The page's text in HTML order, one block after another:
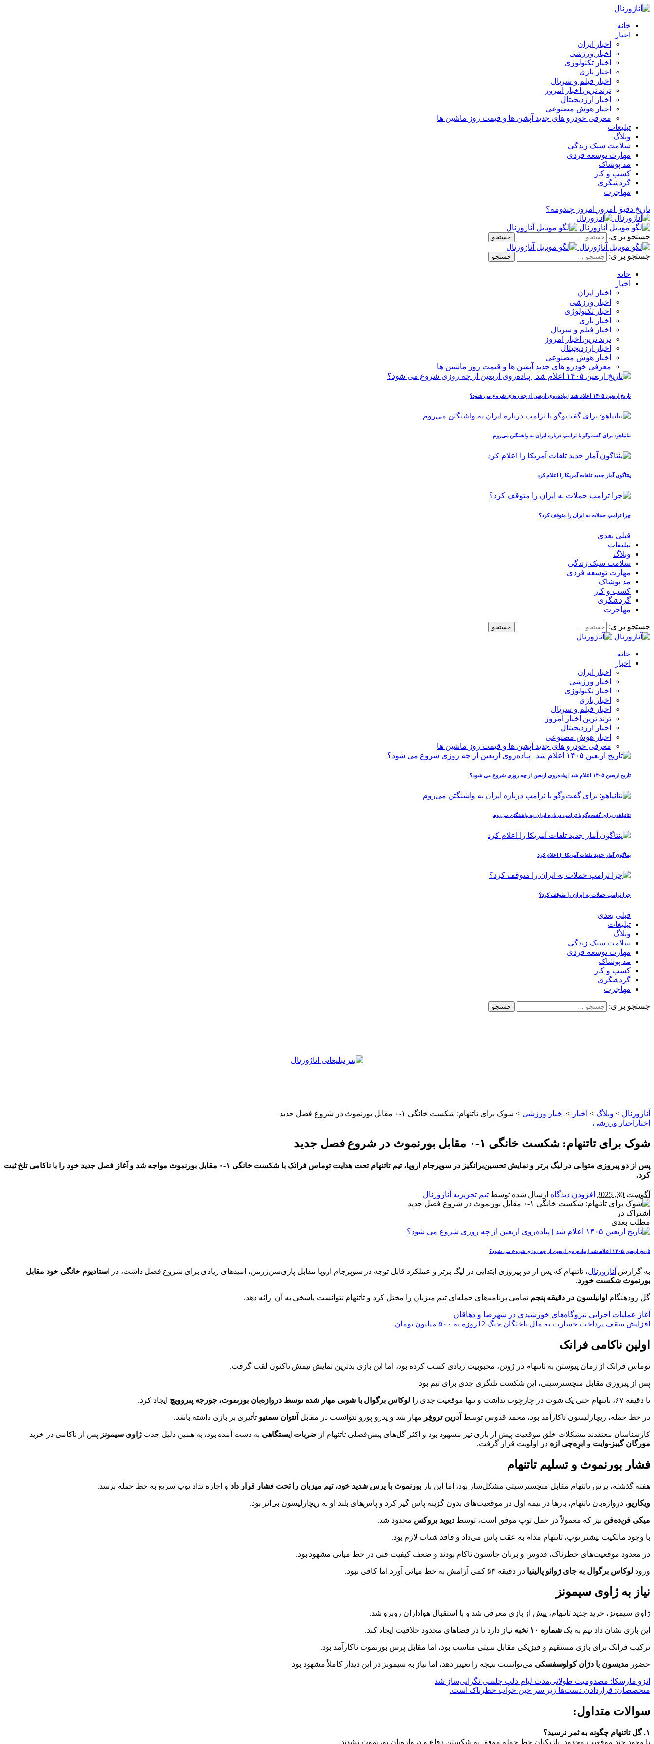
خانه
اخبار
اخبار ایران
اخبار ورزشی
اخبار تکنولوژی
اخبار بازی
اخبار فیلم و سریال
ترند ترین اخبار امروز
اخبار ارزدیجیتال
اخبار هوش مصنوعی
معرفی خودرو های جدید آپشن‌ ها و قیمت روز ماشین‌ ها
تبلیغات
وبلاگ
سلامت سبک زندگی
مهارت توسعه فردی
مد پوشاک
کسب و کار
گردشگری
مهاجرت
تاریخ دقیق امروز امروز چندومه؟
جستجو برای:
جستجو برای:
خانه
اخبار
اخبار ایران
اخبار ورزشی
اخبار تکنولوژی
اخبار بازی
اخبار فیلم و سریال
ترند ترین اخبار امروز
اخبار ارزدیجیتال
اخبار هوش مصنوعی
معرفی خودرو های جدید آپشن‌ ها و قیمت روز ماشین‌ ها
تاریخ اربعین ۱۴۰۵ اعلام شد | پیاده‌روی اربعین از چه روزی شروع می‌ شود؟
نتانیاهو: برای گفت‌وگو با ترامپ درباره ایران به واشنگتن می‌روم
پنتاگون آمار جدید تلفات آمریکا را اعلام کرد
چرا ترامپ حملات به ایران را متوقف کرد؟
قبلی بعدی
تبلیغات
وبلاگ
سلامت سبک زندگی
مهارت توسعه فردی
مد پوشاک
کسب و کار
گردشگری
مهاجرت
جستجو برای:
خانه
اخبار
اخبار ایران
اخبار ورزشی
اخبار تکنولوژی
اخبار بازی
اخبار فیلم و سریال
ترند ترین اخبار امروز
اخبار ارزدیجیتال
اخبار هوش مصنوعی
معرفی خودرو های جدید آپشن‌ ها و قیمت روز ماشین‌ ها
تاریخ اربعین ۱۴۰۵ اعلام شد | پیاده‌روی اربعین از چه روزی شروع می‌ شود؟
نتانیاهو: برای گفت‌وگو با ترامپ درباره ایران به واشنگتن می‌روم
پنتاگون آمار جدید تلفات آمریکا را اعلام کرد
چرا ترامپ حملات به ایران را متوقف کرد؟
قبلی بعدی
تبلیغات
وبلاگ
سلامت سبک زندگی
مهارت توسعه فردی
مد پوشاک
کسب و کار
گردشگری
مهاجرت
جستجو برای:
آناژورنال > وبلاگ > اخبار > اخبار ورزشی > شوک برای تاتنهام: شکست خانگی ۱-۰ مقابل بورنموث در شروع فصل جدید
اخبار اخبار ورزشی
شوک برای تاتنهام: شکست خانگی ۱-۰ مقابل بورنموث در شروع فصل جدید
پس از دو پیروزی متوالی در لیگ برتر و نمایش تحسین‌برانگیز در سوپرجام اروپا، تیم تاتنهام تحت هدایت توماس فرانک با شکست خانگی ۱-۰ مقابل بورنموث مواجه شد و آغاز فصل جدید خود را با ناکامی تلخ ثبت
کرد.
آگوست 30, 2025 افزودن دیدگاه ارسال شده توسط تیم تحریریه آناژورنال
اشتراک در
مطلب بعدی
تاریخ اربعین ۱۴۰۵ اعلام شد | پیاده‌روی اربعین از چه روزی شروع می‌ شود؟
به گزارش آناژورنال، تاتنهام که پس از دو پیروزی ابتدایی در لیگ برتر و عملکرد قابل توجه در سوپرجام اروپا مقابل پاری‌سن‌ژرمن، امیدهای زیادی برای شروع فصل داشت، در
استادیوم خانگی خود مقابل
بورنموث شکست خورد.
گل زودهنگام اوانیلسون در دقیقه پنجم تمامی برنامه‌های حمله‌ای تیم میزبان را مختل کرد و تاتنهام نتوانست پاسخی به آن ارائه دهد.
آغاز عملیات اجرایی نیروگاه‌های خورشیدی در شهرضا و دهاقان
افزایش سقف پرداخت خسارت به مال باختگان جنگ 12روزه به ۵۰۰ میلیون تومان
اولین ناکامی فرانک
توماس فرانک از زمان پیوستن به تاتنهام در ژوئن، محبوبیت زیادی کسب کرده بود، اما این بازی بدترین نمایش تیمش تاکنون لقب گرفت.
پس از پیروزی مقابل منچسترسیتی، این شکست تلنگری جدی برای تیم بود.
تا دقیقه ۶۷، تاتنهام حتی یک شوت در چارچوب نداشت و تنها موقعیت جدی را لوکاس برگوال با شوتی مهار شده توسط دروازه‌بان بورنموث، جورجه پتروویچ ایجاد کرد.
در خط حمله، ریچارلیسون ناکارآمد بود، محمد قدوس توسط آدرین تروفِر مهار شد و پدرو پورو نتوانست در مقابل آنتوان سمنیو تأثیری بر بازی داشته باشد.
کارشناسان معتقدند مشکلات خلق موقعیت پیش از بازی نیز مشهود بود و اکثر گل‌های پیش‌فصلی تاتنهام از ضربات ایستگاهی به دست آمده بود، به همین دلیل جذب ژاوی سیمونز پس از ناکامی در خرید
مورگان گیبز-وایت و ابرِه‌چی ازه در اولویت قرار گرفت.
فشار بورنموث و تسلیم تاتنهام
هفته گذشته، پرس تاتنهام مقابل منچسترسیتی مشکل‌ساز بود، اما این بار بورنموث با پرس شدید خود، تیم میزبان را تحت فشار قرار داد و اجازه نداد توپ سریع به خط حمله برسد.
ویکاریو، دروازه‌بان تاتنهام، بارها در نیمه اول در موقعیت‌های بدون گزینه پاس گیر کرد و پاس‌های بلند او به ریچارلیسون بی‌اثر بود.
میکی فن‌ده‌فن نیز که معمولاً در حمل توپ موفق است، توسط دیوید بروکس محدود شد.
با وجود مالکیت بیشتر توپ، تاتنهام مدام به عقب پاس می‌داد و فاقد شتاب لازم بود.
در معدود موقعیت‌های خطرناک، قدوس و برنان جانسون ناکام بودند و ضعف کیفیت فنی در خط میانی مشهود بود.
ورود لوکاس برگوال به جای ژوائو پالینیا در دقیقه ۵۳ کمی آرامش به خط میانی آورد اما کافی نبود.
نیاز به ژاوی سیمونز
ژاوی سیمونز، خرید جدید تاتنهام، پیش از بازی معرفی شد و با استقبال هواداران روبرو شد.
این بازی نشان داد تیم به یک شماره ۱۰ نخبه نیاز دارد تا در فضاهای محدود خلاقیت ایجاد کند.
ترکیب فرانک برای بازی مستقیم و فیزیکی مقابل سیتی مناسب بود، اما مقابل پرس بورنموث ناکارآمد بود.
حضور مدیسون یا دژان کولوسفسکی می‌توانست نتیجه را تغییر دهد، اما نیاز به سیمونز در این دیدار کاملاً مشهود بود.
انزو مارسکا: مصدومیت طولانی‌مدت لیام دلپ چلسی نگرانی‌ساز شد
متخصصان: قراردادن دست‌ها زیر سر حین خواب خطرناک است.
سوالات متداول:
۱. گل تاتنهام چگونه به ثمر نرسید؟
با وجود چند موقعیت محدود، بازیکنان خط حمله موفق به شکستن دفاع و دروازه‌بان بورنموث نشدند.